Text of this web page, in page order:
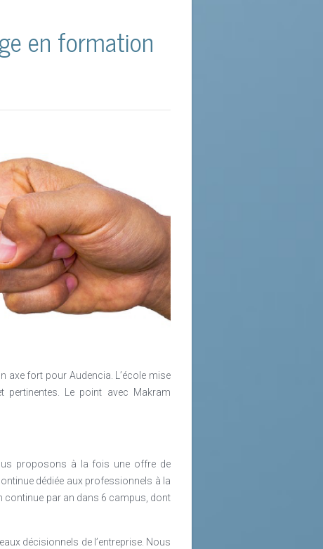
c’est le véritable accélérateur
n’ont plus d’efficacité et les
développement de compétence
rapide des métiers impose
pour s’adapter aux nouveaux
est transformé par de nouvelles
inventé, aspirent à de nouvelles
porte peu de sens en soi,
cours massifs en ligne.
en formation
axe fort pour Audencia. L’école mise
Le point avec Makram
proposons à la fois une offre de
dédiée aux professionnels à la
continue par an dans 6 campus, dont
décisionnels de l’entreprise. Nous